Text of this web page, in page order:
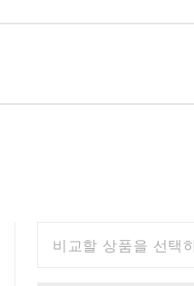
비교할 상품을 선택